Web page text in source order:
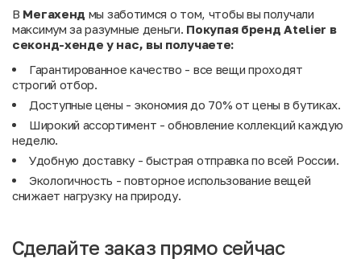
В Мегахенд мы заботимся о том, чтобы вы получали
максимум за разумные деньги. Покупая бренд Atelier в
секонд-хенде у нас, вы получаете:
Гарантированное качество - все вещи проходят
строгий отбор.
Доступные цены - экономия до 70% от цены в бутиках.
Широкий ассортимент - обновление коллекций каждую
неделю.
Удобную доставку - быстрая отправка по всей России.
Экологичность - повторное использование вещей
снижает нагрузку на природу.
Сделайте заказ прямо сейчас